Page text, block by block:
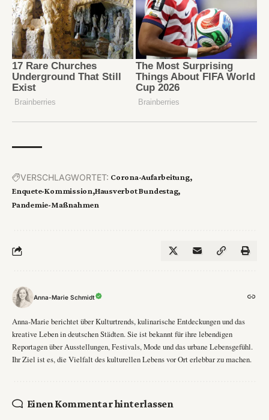
VERSCHLAGWORTET: Corona-Aufarbeitung
Enquete-Kommission Hausverbot Bundestag
Pandemie-Maßnahmen
Anna-Marie Schmidt
Anna-Marie berichtet über Kulturtrends, kulinarische Entdeckungen und das
kreative Leben in deutschen Städten. Sie ist bekannt für ihre lebendigen
Reportagen über Ausstellungen, Festivals, Mode und das urbane Lebensgefühl.
Ihr Ziel ist es, die Vielfalt des kulturellen Lebens vor Ort erlebbar zu machen.
Einen Kommentar hinterlassen